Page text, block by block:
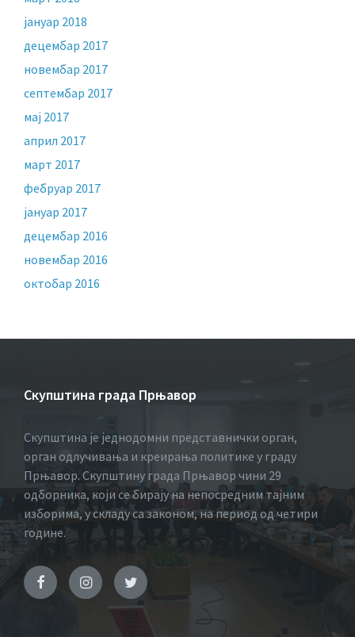
јануар 2018
децембар 2017
новембар 2017
септембар 2017
мај 2017
април 2017
март 2017
фебруар 2017
јануар 2017
децембар 2016
новембар 2016
октобар 2016
Скупштина града Прњавор
Скупштина је једнодомни представнички орган,
орган одлучивања и креирања политике у граду
Прњавор. Скупштину града Прњавор чини 29
одборника, који се бирају на непосредним тајним
изборима, у складу са законом, на период од четири
године.